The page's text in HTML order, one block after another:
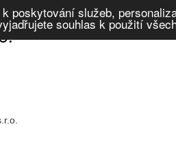
poskytování služeb,
souhlas k použití
modulové tlačítka OEZ s.r.o.